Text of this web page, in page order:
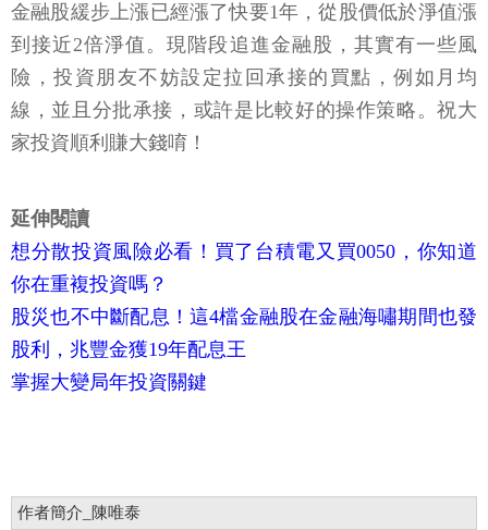
金融股緩步上漲已經漲了快要1年，從股價低於淨值漲
到接近2倍淨值。現階段追進金融股，其實有一些風
險，投資朋友不妨設定拉回承接的買點，例如月均
線，並且分批承接，或許是比較好的操作策略。祝大
家投資順利賺大錢唷！
延伸閱讀
想分散投資風險必看！買了台積電又買0050，你知道
你在重複投資嗎？
股災也不中斷配息！這4檔金融股在金融海嘯期間也發
股利，兆豐金獲19年配息王
掌握大變局年投資關鍵
作者簡介_陳唯泰